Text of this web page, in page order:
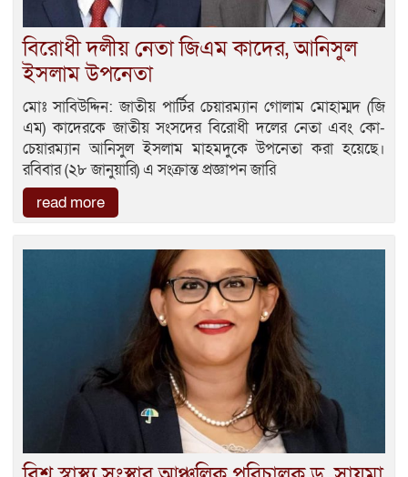
বিরোধী দলীয় নেতা জিএম কাদের, আনিসুল
ইসলাম উপনেতা
মোঃ সাবিউদ্দিন: জাতীয় পার্টির চেয়ারম্যান গোলাম মোহাম্মদ (জি
এম) কাদেরকে জাতীয় সংসদের বিরোধী দলের নেতা এবং কো-
চেয়ারম্যান আনিসুল ইসলাম মাহমদুকে উপনেতা করা হয়েছে।
রবিবার (২৮ জানুয়ারি) এ সংক্রান্ত প্রজ্ঞাপন জারি
read more